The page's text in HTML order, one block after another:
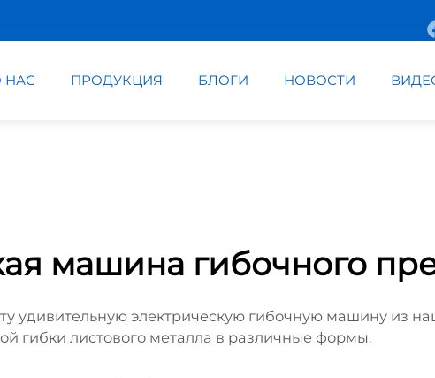
НАС ПРОДУКЦИЯ БЛОГИ НОВОСТИ
машина гибочного
удивительную электрическую гибочную машину из
гибки листового металла в различные формы.